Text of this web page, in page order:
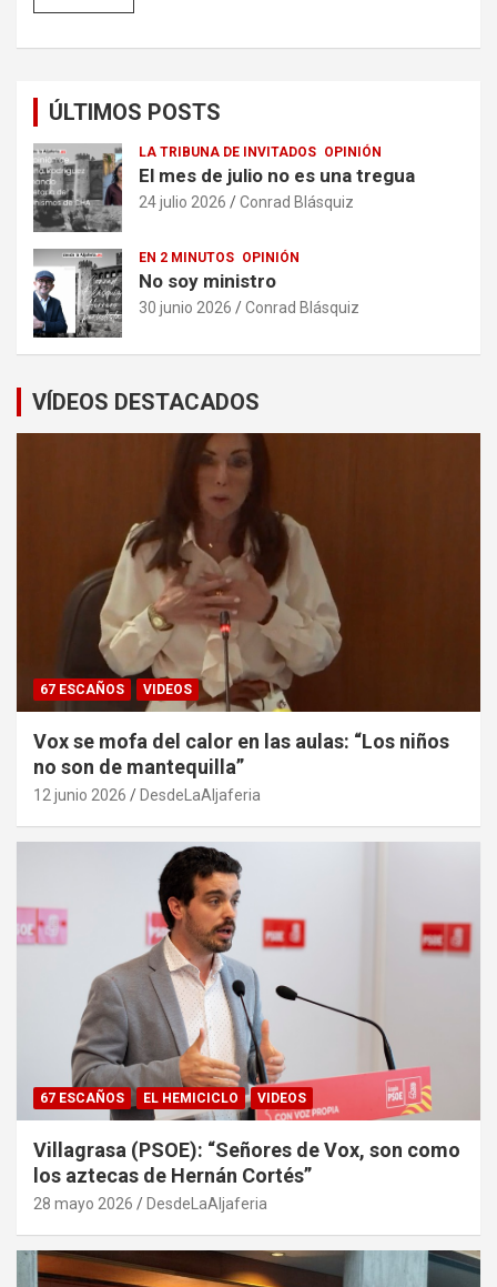
ÚLTIMOS POSTS
LA TRIBUNA DE INVITADOS OPINIÓN
El mes de julio no es una tregua
24 julio 2026 Conrad Blásquiz
EN 2 MINUTOS OPINIÓN
No soy ministro
30 junio 2026 Conrad Blásquiz
VÍDEOS DESTACADOS
67 ESCAÑOS VIDEOS
Vox se mofa del calor en las aulas: “Los niños
no son de mantequilla”
12 junio 2026 DesdeLaAljaferia
67 ESCAÑOS EL HEMICICLO VIDEOS
Villagrasa (PSOE): “Señores de Vox, son como
los aztecas de Hernán Cortés”
28 mayo 2026 DesdeLaAljaferia